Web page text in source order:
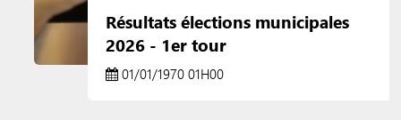
Résultats élections municipales
2026 - 1er tour
01/01/1970 01H00